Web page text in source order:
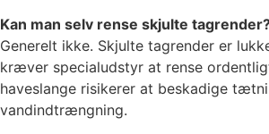
Kan man selv rense skjulte
Generelt ikke. Skjulte tagrender er
kræver specialudstyr at rense
haveslange risikerer at beskadige
vandindtrængning.